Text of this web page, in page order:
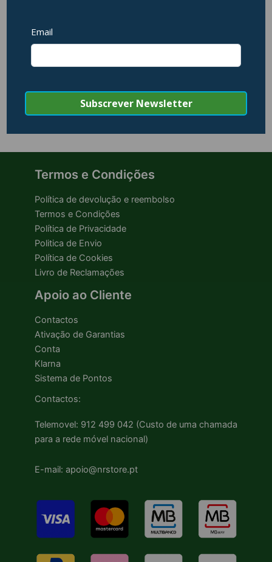
Swissten – Stonebuds
Adicionar
Termos e Condições
Política de devolução e reembolso
Termos e Condições
Política de Privacidade
Politica de Envio
Política de Cookies
Livro de Reclamações
Apoio ao Cliente
Contactos
Ativação de Garantias
Conta
Klarna
Sistema de Pontos
Contactos:
Telemovel: 912 499 042 (Custo de uma chamada
para a rede móvel nacional)
E-mail: apoio@nrstore.pt